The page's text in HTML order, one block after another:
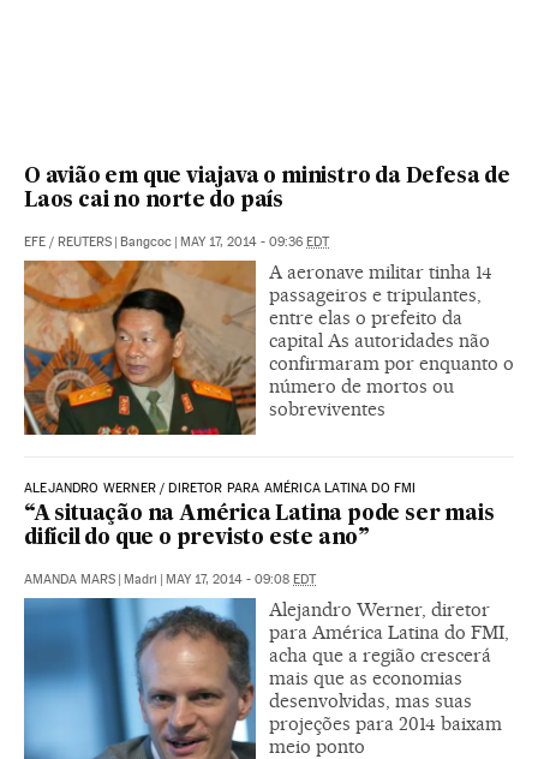
O avião em que viajava o ministro da Defesa de
Laos cai no norte do país
EFE / REUTERS | Bangcoc | MAY 17, 2014 - 09:36 EDT
A aeronave militar tinha 14
passageiros e tripulantes,
entre elas o prefeito da
capital As autoridades não
confirmaram por enquanto o
número de mortos ou
sobreviventes
ALEJANDRO WERNER / DIRETOR PARA AMÉRICA LATINA DO FMI
“A situação na América Latina pode ser mais
difícil do que o previsto este ano”
AMANDA MARS | Madri | MAY 17, 2014 - 09:08 EDT
Alejandro Werner, diretor
para América Latina do FMI,
acha que a região crescerá
mais que as economias
desenvolvidas, mas suas
projeções para 2014 baixam
meio ponto